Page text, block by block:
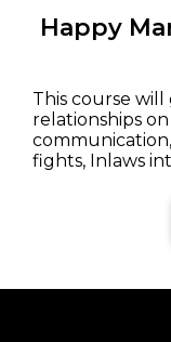
Happy
This course will
relationships
fights, Inlaws